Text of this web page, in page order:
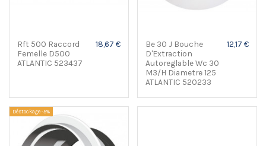
Rft 500 Raccord
Femelle D500
ATLANTIC 523437
18,67 €
Be 30 J Bouche
D'Extraction
Autoreglable Wc 30
M3/H Diametre 125
ATLANTIC 520233
12,17 €
Déstockage -5%